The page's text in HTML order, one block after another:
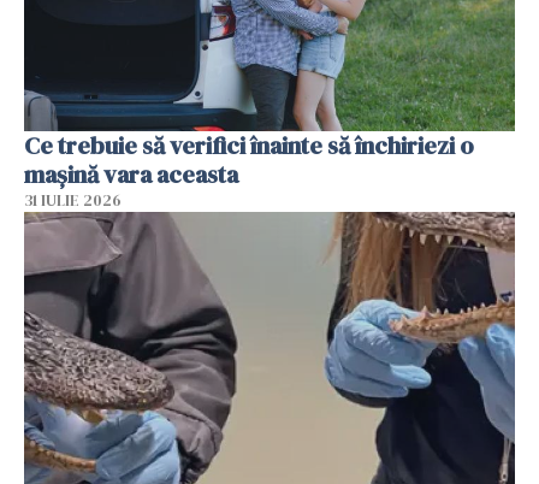
Ce trebuie să verifici înainte să închiriezi o
mașină vara aceasta
31 IULIE 2026